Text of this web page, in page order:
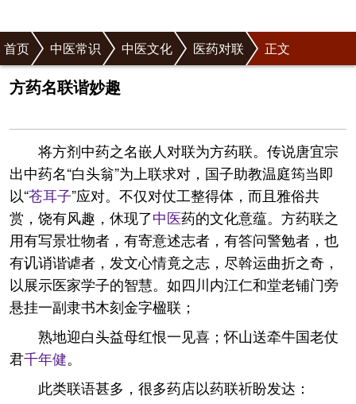
首页 中医常识 中医文化 医药对联 正文
方药名联谐妙趣
将方剂中药之名嵌人对联为方药联。传说唐宜宗
出中药名“白头翁”为上联求对，国子助教温庭筠当即
以“苍耳子”应对。不仅对仗工整得体，而且雅俗共
赏，饶有风趣，休现了中医药的文化意蕴。方药联之
用有写景壮物者，有寄意述志者，有答问警勉者，也
有讥诮谐谑者，发文心情竟之志，尽斡运曲折之奇，
以展示医家学子的智慧。如四川内江仁和堂老铺门旁
悬挂一副隶书木刻金字楹联；
熟地迎白头益母红恨一见喜；怀山送牵牛国老仗
君千年健。
此类联语甚多，很多药店以药联祈盼发达：